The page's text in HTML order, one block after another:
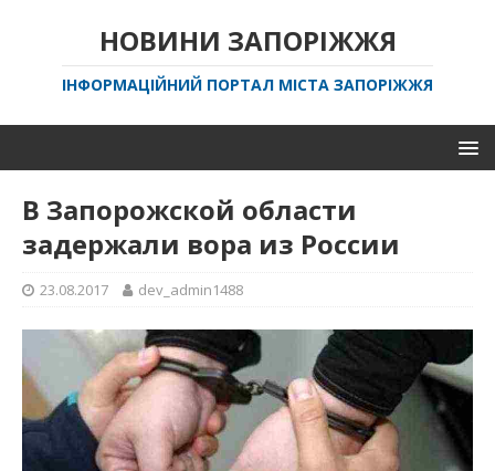
НОВИНИ ЗАПОРІЖЖЯ
ІНФОРМАЦІЙНИЙ ПОРТАЛ МІСТА ЗАПОРІЖЖЯ
В Запорожской области
задержали вора из России
23.08.2017 dev_admin1488